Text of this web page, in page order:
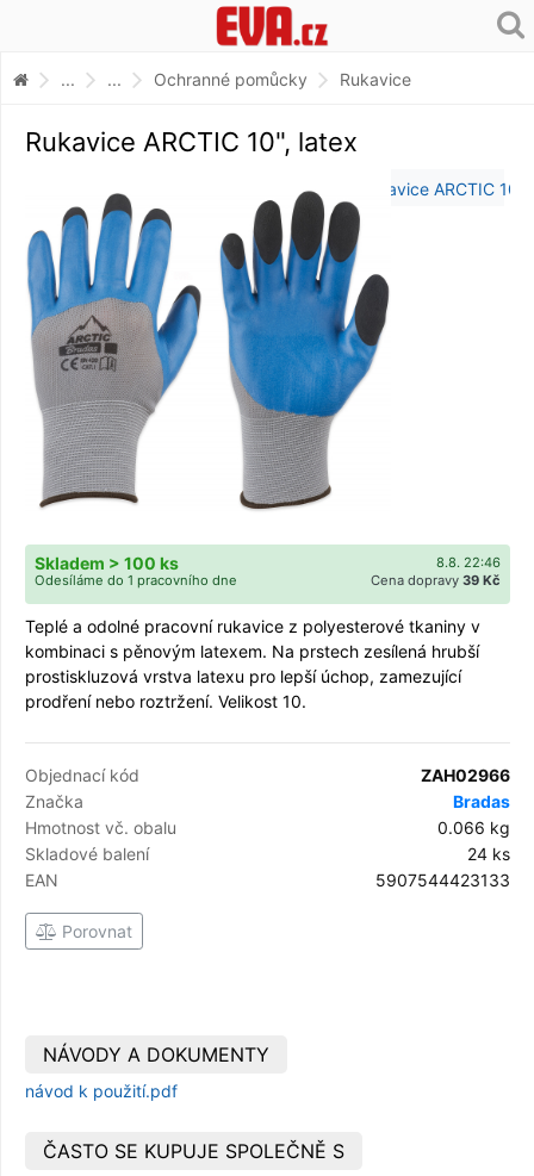
... ... Ochranné pomůcky Rukavice
Rukavice ARCTIC 10", latex
8.8. 22:46
Skladem > 100 ks
Cena dopravy 39 Kč
Odesíláme do 1 pracovního dne
Teplé a odolné pracovní rukavice z polyesterové tkaniny v
kombinaci s pěnovým latexem. Na prstech zesílená hrubší
prostiskluzová vrstva latexu pro lepší úchop, zamezující
prodření nebo roztržení. Velikost 10.
Objednací kód
ZAH02966
Značka
Bradas
Hmotnost vč. obalu
0.066 kg
Skladové balení
24 ks
EAN
5907544423133
Porovnat
NÁVODY A DOKUMENTY
návod k použití.pdf
ČASTO SE KUPUJE SPOLEČNĚ S